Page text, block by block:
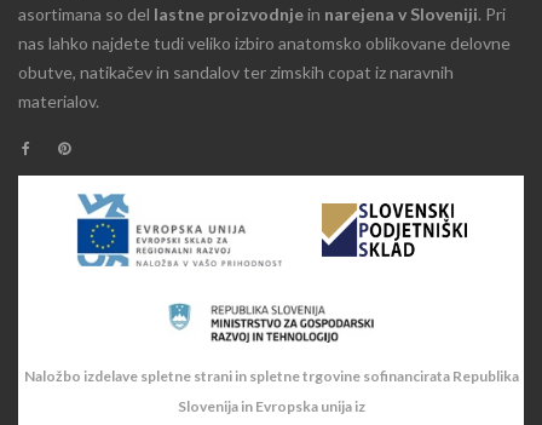
asortimana so del lastne proizvodnjein narejena v Sloveniji. Pri
nas lahko najdete tudi veliko izbiro anatomsko oblikovane delovne
obutve, natikačev in sandalov ter zimskih copat iz naravnih
materialov.
Naložbo izdelave spletne strani in spletne trgovine sofinancirata Republika
Slovenija in Evropska unija iz